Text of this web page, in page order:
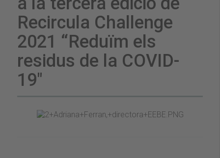
Recircula Challenge
2021 “Reduïm els
residus de la COVID-
19"